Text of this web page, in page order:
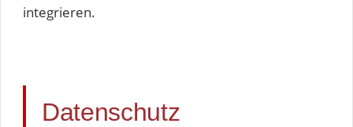
integrieren.
Datenschutz